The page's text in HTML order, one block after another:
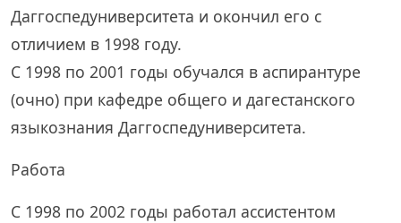
Даггоспедуниверситета и окончил его с
отличием в 1998 году.
С 1998 по 2001 годы обучался в аспирантуре
(очно) при кафедре общего и дагестанского
языкознания Даггоспедуниверситета.
Работа
С 1998 по 2002 годы работал ассистентом